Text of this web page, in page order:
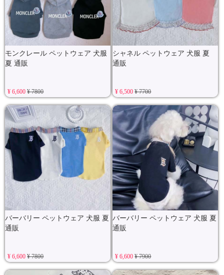
モンクレール ペットウェア 犬服
夏 通販
¥ 6,600¥ 7800
シャネル ペットウェア 犬服 夏
通販
¥ 6,500¥ 7700
バーバリー ペットウェア 犬服 夏
通販
¥ 6,600¥ 7800
バーバリー ペットウェア 犬服 夏
通販
¥ 6,600¥ 7900